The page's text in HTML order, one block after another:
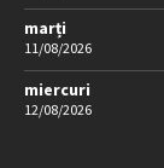
marți
11/08/2026
miercuri
12/08/2026